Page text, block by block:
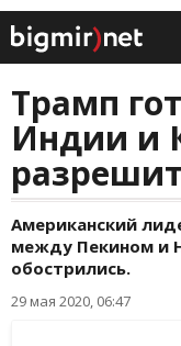
Трамп
Индии и
Американский
между Пекином и
обострились.
29 мая 2020, 06:47